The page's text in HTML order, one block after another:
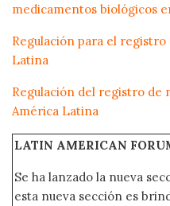
medicamentos biológicos
Regulación para el
Latina
Regulación del registro de
América Latina
LATIN AMERICAN
Se ha lanzado la nueva
esta nueva sección es